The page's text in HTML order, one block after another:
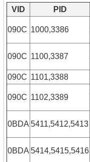
VID PID
090C 1000,3386
090C 1100,3387
090C 1101,3388
090C 1102,3389
0BDA 5411,5412,5413
0BDA 5414,5415,5416